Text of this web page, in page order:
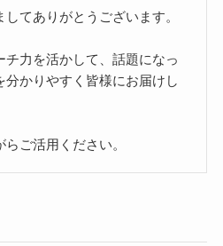
てありがとうございます。
チ力を活かして、話題になっ
かりやすく皆様にお届けし
ご活用ください。